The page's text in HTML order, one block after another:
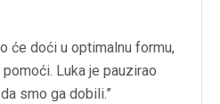
će doći u optimalnu formu,
Luka je pauzirao
smo ga dobili.”